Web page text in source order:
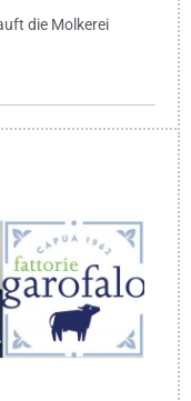
die Molkerei